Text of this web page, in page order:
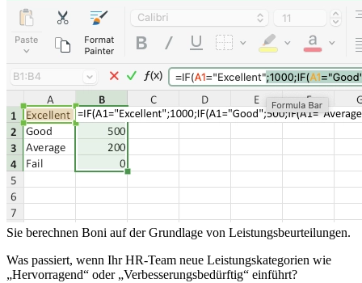
Sie berechnen Boni auf der Grundlage von Leistungsbeurteilungen.
Was passiert, wenn Ihr HR-Team neue Leistungskategorien wie
„Hervorragend“ oder „Verbesserungsbedürftig“ einführt?